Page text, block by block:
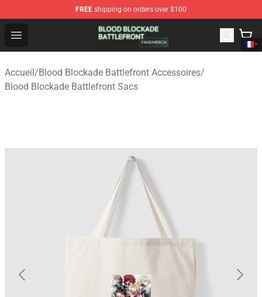
FREE shipping on orders over $100
Open menu
Blood Blockade Battlefront Shop - Official Blood
Accueil/Blood Blockade Battlefront Accessoires/
Blood Blockade Battlefront Sacs